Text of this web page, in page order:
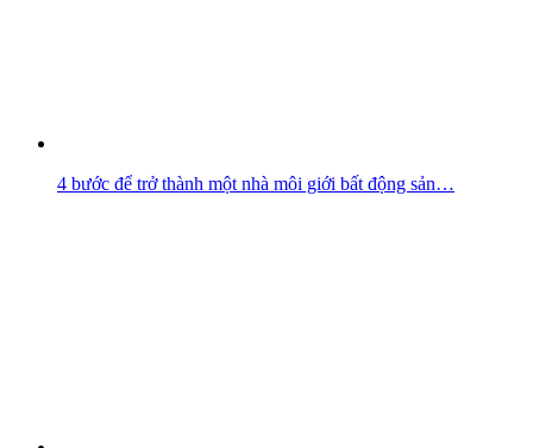
4 bước để trở thành một nhà môi giới bất động sản…